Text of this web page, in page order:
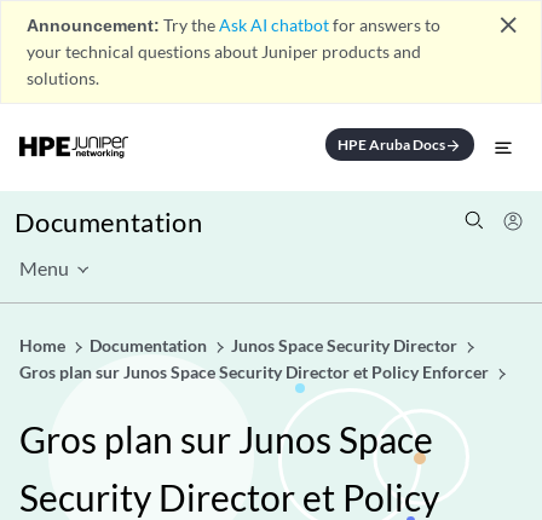
Announcement: Try theAsk AI chatbotfor answers to
your technical questions about Juniper products and
solutions.
close
HPE Aruba Docsarrow_forward
Documentation
Menu
Home Documentation
Junos Space Security Director
Gros plan sur Junos Space Security Director et Policy Enforcer
Gros plan sur Junos Space
Security Director et Policy